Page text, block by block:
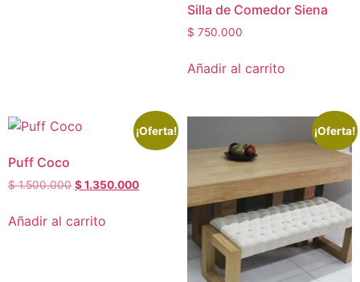
Silla de Comedor Siena
$ 750.000
Añadir al carrito
¡Oferta!
Puff Coco
$1.500.000 $1.350.000
Añadir al carrito
¡Oferta!